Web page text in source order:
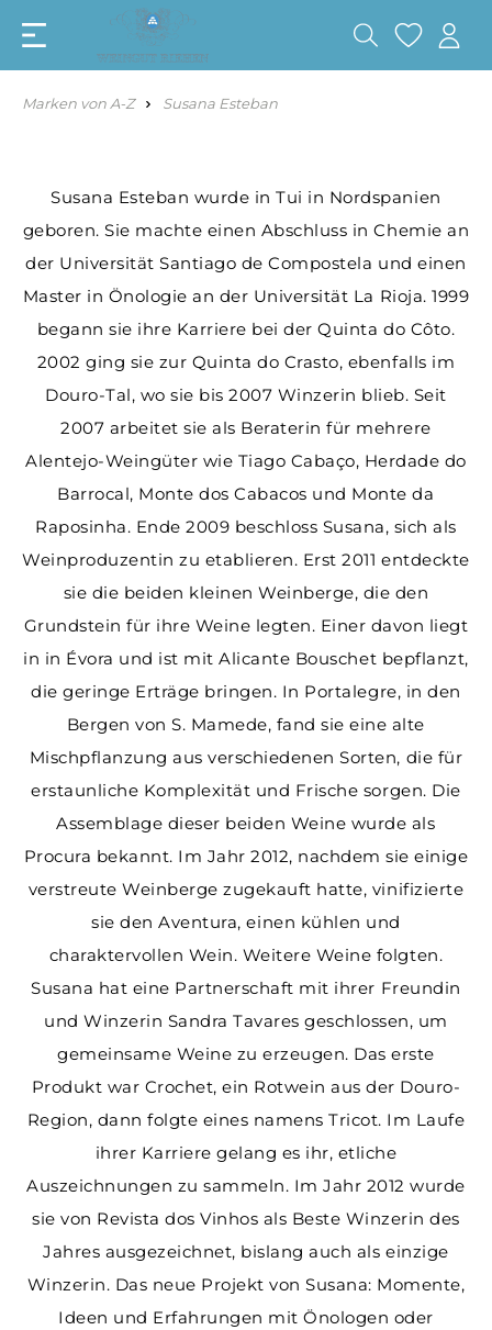
Marken von A-Z Susana Esteban
Susana Esteban wurde in Tui in Nordspanien
geboren. Sie machte einen Abschluss in Chemie an
der Universität Santiago de Compostela und einen
Master in Önologie an der Universität La Rioja. 1999
begann sie ihre Karriere bei der Quinta do Côto.
2002 ging sie zur Quinta do Crasto, ebenfalls im
Douro-Tal, wo sie bis 2007 Winzerin blieb. Seit
2007 arbeitet sie als Beraterin für mehrere
Alentejo-Weingüter wie Tiago Cabaço, Herdade do
Barrocal, Monte dos Cabacos und Monte da
Raposinha. Ende 2009 beschloss Susana, sich als
Weinproduzentin zu etablieren. Erst 2011 entdeckte
sie die beiden kleinen Weinberge, die den
Grundstein für ihre Weine legten. Einer davon liegt
in in Évora und ist mit Alicante Bouschet bepflanzt,
die geringe Erträge bringen. In Portalegre, in den
Bergen von S. Mamede, fand sie eine alte
Mischpflanzung aus verschiedenen Sorten, die für
erstaunliche Komplexität und Frische sorgen. Die
Assemblage dieser beiden Weine wurde als
Procura bekannt. Im Jahr 2012, nachdem sie einige
verstreute Weinberge zugekauft hatte, vinifizierte
sie den Aventura, einen kühlen und
charaktervollen Wein. Weitere Weine folgten.
Susana hat eine Partnerschaft mit ihrer Freundin
und Winzerin Sandra Tavares geschlossen, um
gemeinsame Weine zu erzeugen. Das erste
Produkt war Crochet, ein Rotwein aus der Douro-
Region, dann folgte eines namens Tricot. Im Laufe
ihrer Karriere gelang es ihr, etliche
Auszeichnungen zu sammeln. Im Jahr 2012 wurde
sie von Revista dos Vinhos als Beste Winzerin des
Jahres ausgezeichnet, bislang auch als einzige
Winzerin. Das neue Projekt von Susana: Momente,
Ideen und Erfahrungen mit Önologen oder